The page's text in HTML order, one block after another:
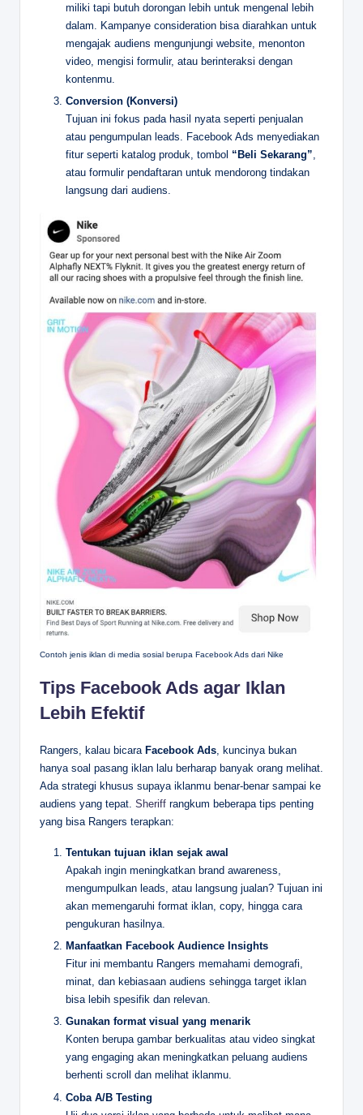
miliki tapi butuh dorongan lebih untuk mengenal lebih
dalam. Kampanye consideration bisa diarahkan untuk
mengajak audiens mengunjungi website, menonton
video, mengisi formulir, atau berinteraksi dengan
kontenmu.
Conversion (Konversi)
Tujuan ini fokus pada hasil nyata seperti penjualan
atau pengumpulan leads. Facebook Ads menyediakan
fitur seperti katalog produk, tombol “Beli Sekarang”
atau formulir pendaftaran untuk mendorong tindakan
langsung dari audiens.
Contoh jenis iklan di media sosial berupa Facebook Ads dari Nike
Tips Facebook Ads agar Iklan
Lebih Efektif
Rangers, kalau bicara Facebook Ads, kuncinya bukan
hanya soal pasang iklan lalu berharap banyak orang melihat.
Ada strategi khusus supaya iklanmu benar-benar sampai ke
audiens yang tepat. Sheriff rangkum beberapa tips penting
yang bisa Rangers terapkan:
Tentukan tujuan iklan sejak awal
Apakah ingin meningkatkan brand awareness,
mengumpulkan leads, atau langsung jualan? Tujuan ini
akan memengaruhi format iklan, copy, hingga cara
pengukuran hasilnya.
Manfaatkan Facebook Audience Insights
Fitur ini membantu Rangers memahami demografi,
minat, dan kebiasaan audiens sehingga target iklan
bisa lebih spesifik dan relevan.
Gunakan format visual yang menarik
Konten berupa gambar berkualitas atau video singkat
yang engaging akan meningkatkan peluang audiens
berhenti scroll dan melihat iklanmu.
Coba A/B Testing